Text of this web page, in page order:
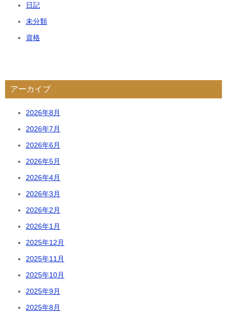
日記
未分類
資格
アーカイブ
2026年8月
2026年7月
2026年6月
2026年5月
2026年4月
2026年3月
2026年2月
2026年1月
2025年12月
2025年11月
2025年10月
2025年9月
2025年8月